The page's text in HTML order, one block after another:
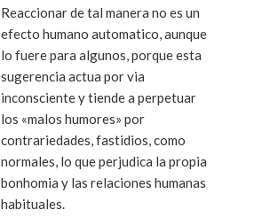
Reaccionar de tal manera no es un
efecto humano automatico, aunque
lo fuere para algunos, porque esta
sugerencia actua por via
inconsciente y tiende a perpetuar
los «malos humores» por
contrariedades, fastidios, como
normales, lo que perjudica la propia
bonhomia y las relaciones humanas
habituales.